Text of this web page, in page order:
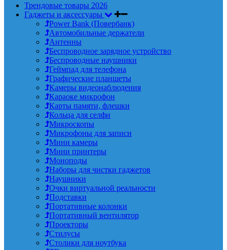
Трендовые товары 2026
Гаджеты и аксессуары
Power Bank (Повербанк)
Автомобильные держатели
Антенны
Беспроводное зарядное устройство
Беспроводные наушники
Геймпад для телефона
Графические планшеты
Камеры видеонаблюдения
Караоке микрофон
Карты памяти, флешки
Кольца для селфи
Микроскопы
Микрофоны для записи
Мини камеры
Мини принтеры
Моноподы
Наборы для чистки гаджетов
Наушники
Очки виртуальной реальности
Подставки
Портативные колонки
Портативный вентилятор
Проекторы
Стилусы
Столики для ноутбука